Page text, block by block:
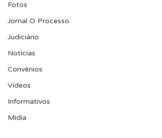
Fotos
Jornal O Processo
Judiciário
Notícias
Convênios
Vídeos
Informativos
Midia